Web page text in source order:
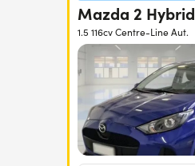
Mazda 2 Hybrid
1.5 116cv Centre-Line Aut.